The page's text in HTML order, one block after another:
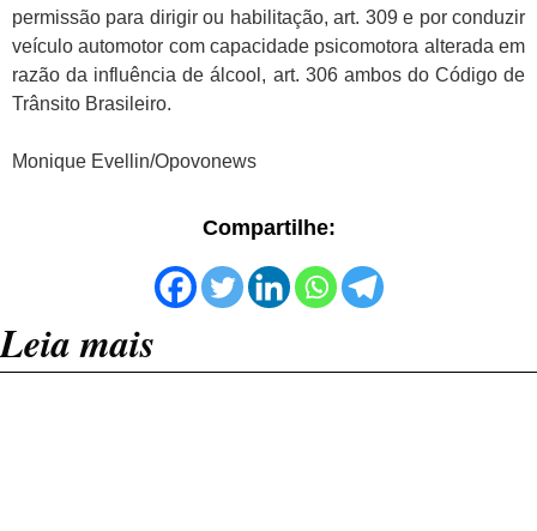
permissão para dirigir ou habilitação, art. 309 e por conduzir
veículo automotor com capacidade psicomotora alterada em
razão da influência de álcool, art. 306 ambos do Código de
Trânsito Brasileiro.
Monique Evellin/Opovonews
Compartilhe:
Leia mais